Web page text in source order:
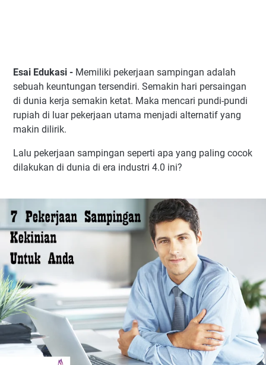
Esai Edukasi - Memiliki pekerjaan sampingan adalah
sebuah keuntungan tersendiri. Semakin hari persaingan
di dunia kerja semakin ketat. Maka mencari pundi-pundi
rupiah di luar pekerjaan utama menjadi alternatif yang
makin dilirik.
Lalu pekerjaan sampingan seperti apa yang paling cocok
dilakukan di dunia di era industri 4.0 ini?